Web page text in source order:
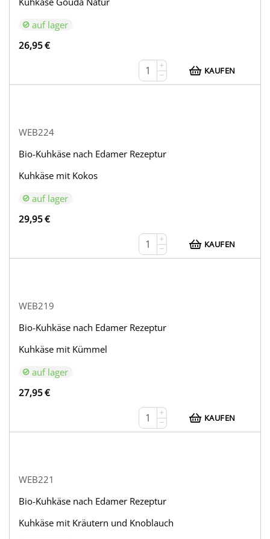
auf lager
26,95€
+
−
KAUFEN
WEB224
Bio-Kuhkäse nach Edamer Rezeptur
Kuhkäse mit Kokos
auf lager
29,95€
+
−
KAUFEN
WEB219
Bio-Kuhkäse nach Edamer Rezeptur
Kuhkäse mit Kümmel
auf lager
27,95€
+
−
KAUFEN
WEB221
Bio-Kuhkäse nach Edamer Rezeptur
Kuhkäse mit Kräutern und Knoblauch